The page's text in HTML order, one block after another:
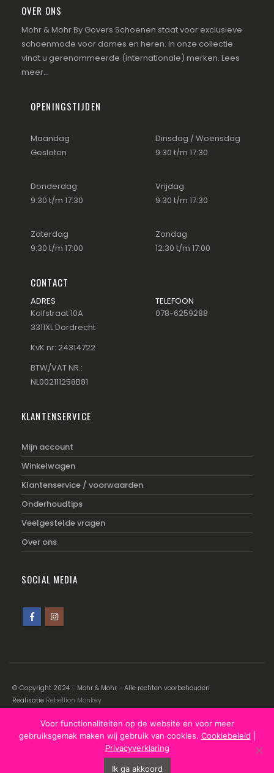
OVER ONS
Mohr & Mohr By Govers Schoenen staat voor exclusieve
schoenmode voor dames en heren. In onze collectie
vindt u gerenommeerde (internationale) merken. Lees
meer...
OPENINGSTIJDEN
Maandag
Gesloten
Dinsdag / Woensdag
9:30 t/m 17:30
Donderdag
9:30 t/m 17:30
Vrijdag
9:30 t/m 17:30
Zaterdag
9:30 t/m 17:00
Zondag
12:30 t/m 17:00
CONTACT
ADRES
Kolfstraat 10A
3311XL Dordrecht
KvK nr: 24314722
BTW/VAT NR.:
NL002111258B81
TELEFOON
078-6259288
KLANTENSERVICE
Mijn account
Winkelwagen
Klantenservice / voorwaarden
Onderhoudtips
Veelgestelde vragen
Over ons
SOCIAL MEDIA
© Copyright 2024 - Mohr & Mohr - Alle rechten voorbehouden
Realisatie Rebellion Monkey
Disclaimer|Cookiebeleid|Privacyverklaring
Voor functionaliteiten op de website en voor meer
gebruiksgemak maken wij gebruik van cookies. Cookiebeleid
Privacyverklaring
Ik ga akkoord